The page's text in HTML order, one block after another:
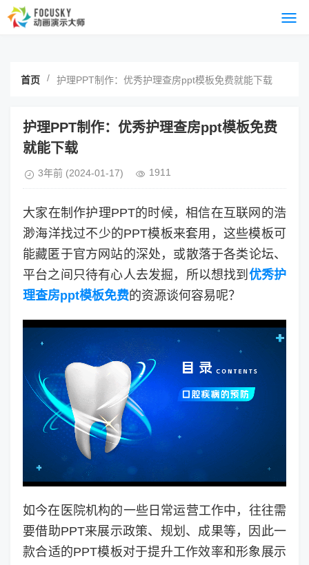
首页 / 护理PPT制作：优秀护理查房ppt模板免费就能下载
护理PPT制作：优秀护理查房ppt模板免费
就能下载
3年前 (2024-01-17) 1911
大家在制作护理PPT的时候，相信在互联网的浩
渺海洋找过不少的PPT模板来套用，这些模板可
能藏匿于官方网站的深处，或散落于各类论坛、
平台之间只待有心人去发掘，所以想找到 优秀护
理查房ppt模板免费的资源谈何容易呢？
如今在医院机构的一些日常运营工作中，往往需
要借助PPT来展示政策、规划、成果等，因此一
款合适的PPT模板对于提升工作效率和形象展示